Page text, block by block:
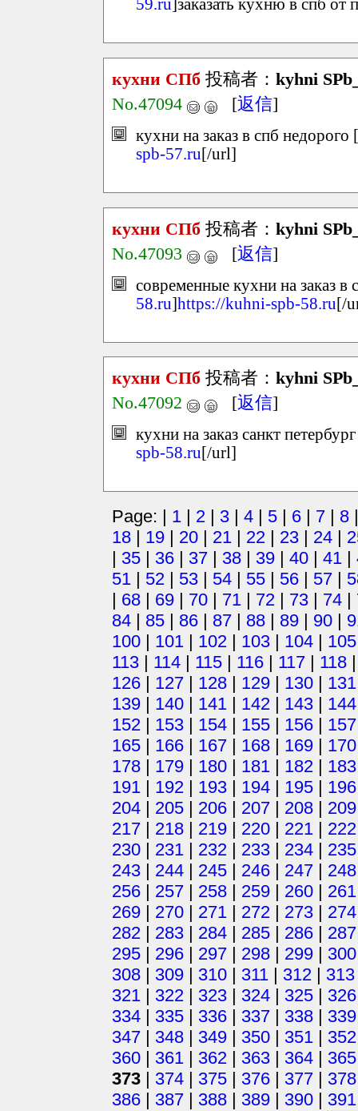
59.ru ]заказать кухню в спб
кухни СПб 投稿者： kyhni
No.47094
[返信]
кухни на заказ в спб недорого
spb-57.ru [/url]
кухни СПб 投稿者： kyhni
No.47093
[返信]
современные кухни на заказ в
58.ru]https://kuhni-spb-58.ru[/
кухни СПб 投稿者： kyhni
No.47092
[返信]
кухни на заказ санкт
spb-58.ru [/url]
Page: | 1 | 2 | 3 | 4 | 5 | 6 | 7 | 8
18 | 19 | 20 | 21 | 22 | 23 | 24 |
| 35 | 36 | 37 | 38 | 39 | 40 | 41 |
51 | 52 | 53 | 54 | 55 | 56 | 57 |
| 68 | 69 | 70 | 71 | 72 | 73 | 74 |
84 | 85 | 86 | 87 | 88 | 89 | 90 |
100 | 101 | 102 | 103 | 104 | 105
113 | 114 | 115 | 116 | 117 | 118
126 | 127 | 128 | 129 | 130 | 131
139 | 140 | 141 | 142 | 143 | 144
152 | 153 | 154 | 155 | 156 | 157
165 | 166 | 167 | 168 | 169 | 170
178 | 179 | 180 | 181 | 182 | 183
191 | 192 | 193 | 194 | 195 | 196
204 | 205 | 206 | 207 | 208 | 209
217 | 218 | 219 | 220 | 221 | 222
230 | 231 | 232 | 233 | 234 | 235
243 | 244 | 245 | 246 | 247 | 248
256 | 257 | 258 | 259 | 260 | 261
269 | 270 | 271 | 272 | 273 | 274
282 | 283 | 284 | 285 | 286 | 287
295 | 296 | 297 | 298 | 299 | 300
308 | 309 | 310 | 311 | 312 | 313
321 | 322 | 323 | 324 | 325 | 326
334 | 335 | 336 | 337 | 338 | 339
347 | 348 | 349 | 350 | 351 | 352
360 | 361 | 362 | 363 | 364 | 365
373 | 374 | 375 | 376 | 377 | 378
386 | 387 | 388 | 389 | 390 | 391